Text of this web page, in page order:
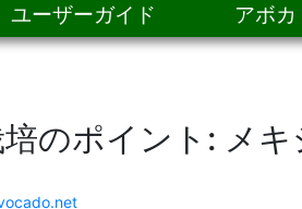
ユーザーガイド アボ
のポイント: メキ